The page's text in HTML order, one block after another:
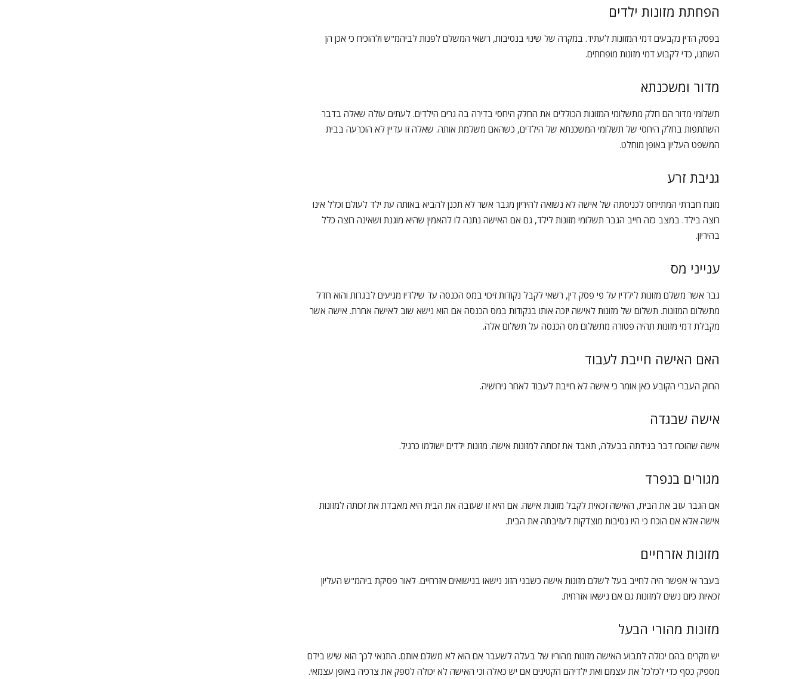
הפחתת מזונות ילדים
בפסק הדין נקבעים דמי המזונות לעתיד. במקרה של שינוי בנסיבות, רשאי המשלם לפנות לביהמ"ש ולהוכיח כי אכן הן
השתנו, כדי לקבוע דמי מזונות מופחתים.
מדור ומשכנתא
תשלומי מדור הם חלק מתשלומי המזונות הכוללים את החלק היחסי בדירה בה גרים הילדים. לעתים עולה שאלה בדבר
השתתפות בחלק היחסי של תשלומי המשכנתא של הילדים, כשהאם משלמת אותה. שאלה זו עדיין לא הוכרעה בבית
המשפט העליון באופן מוחלט.
גניבת זרע
מונח חברתי המתייחס לכניסתה של אישה לא נשואה להיריון מגבר אשר לא תכנן להביא באותה עת ילד לעולם וכלל אינו
רוצה בילד. במצב כזה חייב הגבר תשלומי מזונות לילד, גם אם האישה נתנה לו להאמין שהיא מוגנת ושאינה רוצה כלל
בהיריון.
ענייני מס
גבר אשר משלם מזונות לילדיו על פי פסק דין, רשאי לקבל נקודות זיכוי במס הכנסה עד שילדיו מגיעים לבגרות והוא חדל
מתשלום המזונות. תשלום של מזונות לאישה יזכה אותו בנקודות במס הכנסה אם הוא נישא שוב לאישה אחרת. אישה אשר
מקבלת דמי מזונות תהיה פטורה מתשלום מס הכנסה על תשלום אלה.
האם האישה חייבת לעבוד
החוק העברי הקובע כאן אומר כי אישה לא חייבת לעבוד לאחר גירושיה.
אישה שבגדה
אישה שהוכח דבר בגידתה בבעלה, תאבד את זכותה למזונות אישה. מזונות ילדים ישולמו כרגיל.
מגורים בנפרד
אם הגבר עזב את הבית, האישה זכאית לקבל מזונות אישה. אם היא זו שעזבה את הבית היא מאבדת את זכותה למזונות
אישה אלא אם הוכח כי היו נסיבות מוצדקות לעזיבתה את הבית.
מזונות אזרחיים
בעבר אי אפשר היה לחייב בעל לשלם מזונות אישה כשבני הזוג נישאו בנישואים אזרחיים. לאור פסיקת ביהמ"ש העליון
זכאיות כיום נשים למזונות גם אם נישאו אזרחית.
מזונות מהורי הבעל
יש מקרים בהם יכולה לתבוע האישה מזונות מהוריו של בעלה לשעבר אם הוא לא משלם אותם. התנאי לכך הוא שיש בידם
מספיק כסף כדי לכלכל את עצמם ואת ילדיהם הקטינים אם יש כאלה וכי האישה לא יכולה לספק את צרכיה באופן עצמאי.